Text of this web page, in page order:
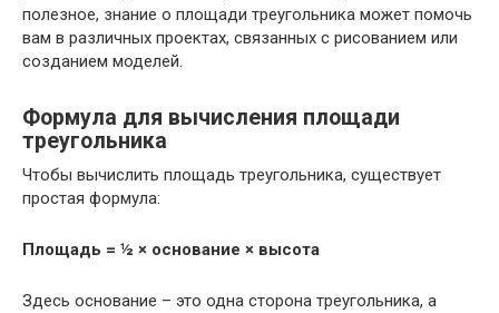
полезное, знание о площади треугольника может помочь
вам в различных проектах, связанных с рисованием или
созданием моделей.
Формула для вычисления площади
треугольника
Чтобы вычислить площадь треугольника, существует
простая формула:
Площадь = ½ × основание × высота
Здесь основание – это одна сторона треугольника, а